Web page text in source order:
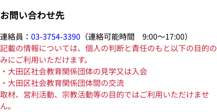
お問い合わせ先
連絡員： 03-3754-3390 （連絡可能時間 9:00～17:00）
記載の情報については、個人の判断と責任のもと以下の目的の
みにご利用いただけます。
・大田区社会教育関係団体の見学又は入会
・大田区社会教育関係団体間の交流
取材、営利活動、宗教活動等の目的ではご利用いただけませ
ん。